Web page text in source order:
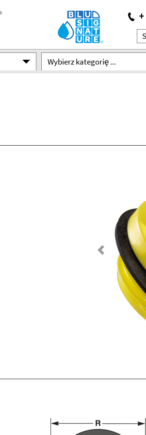
Wybierz kategorię ...
Previous